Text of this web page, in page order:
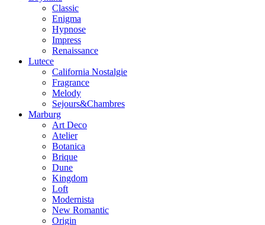
Classic
Enigma
Hypnose
Impress
Renaissance
Lutece
California Nostalgie
Fragrance
Melody
Sejours&Chambres
Marburg
Art Deco
Atelier
Botanica
Brique
Dune
Kingdom
Loft
Modernista
New Romantic
Origin